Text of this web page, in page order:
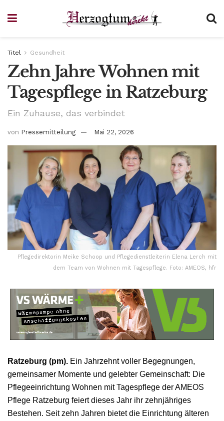
Titel Gesundheit
Zehn Jahre Wohnen mit
Tagespflege in Ratzeburg
Ein Zuhause, das verbindet
von Pressemitteilung Mai 22, 2026
Pflegedirektorin Meike Schoop und Pflegedienstleiterin Elena Lerch mit
dem Team von Wohnen mit Tagespflege. Foto: AMEOS, hfr
Ratzeburg (pm). Ein Jahrzehnt voller Begegnungen,
gemeinsamer Momente und gelebter Gemeinschaft: Die
Pflegeeinrichtung Wohnen mit Tagespflege der AMEOS
Pflege Ratzeburg feiert dieses Jahr ihr zehnjähriges
Bestehen. Seit zehn Jahren bietet die Einrichtung älteren